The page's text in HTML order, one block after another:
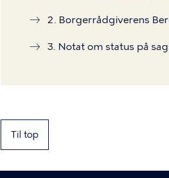
2. Borgerrådgiverens
3. Notat om status på
Til top